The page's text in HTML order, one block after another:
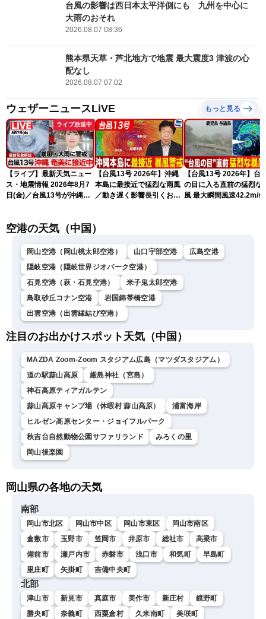
台風の影響は西日本太平洋側にも 九州を中心に
大雨のおそれ
2026.08.07 08:36
熊本県天草・芦北地方で地震 最大震度3 津波の心
配なし
2026.08.07 07:02
ウェザーニュースLiVE もっと見る
ライブ放送中
【ライブ】最新天気ニュー
ス・地震情報 2026年8月7
日(金)／台風13号が沖縄・
ュースLiVEコーヒータイ
【台風13号 2026年】沖縄
本島に最接近で猛烈な雨風
／動き遅く影響長引くおそ
【台風13号 2026年】台
の目に入る直前の猛烈な
風 最大瞬間風速42.2m/s
空港の天気（中国）
岡山空港（岡山桃太郎空港） 山口宇部空港
広島空港
隠岐空港（隠岐世界ジオパーク空港）
石見空港（萩・石見空港）
米子鬼太郎空港
鳥取砂丘コナン空港
岩国錦帯橋空港
出雲空港（出雲縁結び空港）
注目のお出かけスポット天気（中国）
MAZDA Zoom-Zoom スタジアム広島（マツダスタジアム）
道の駅蒜山高原
厳島神社（宮島）
神石高原ティアガルテン
蒜山高原キャンプ場（休暇村 蒜山高原）
浦富海岸
ヒルゼン高原センター・ジョイフルパーク
秋吉台自然動物公園サファリランド
みろくの里
岡山後楽園
岡山県の各地の天気
南部
岡山市北区 岡山市中区 岡山市東区
岡山市南区
倉敷市
玉野市 笠岡市 井原市 総社市
高梁市
備前市
瀬戸内市 赤磐市 浅口市 和気町
早島町
里庄町
矢掛町 吉備中央町
北部
津山市 新見市 真庭市 美作市 新庄村
鏡野町
勝央町
奈義町 西粟倉村 久米南町 美咲町